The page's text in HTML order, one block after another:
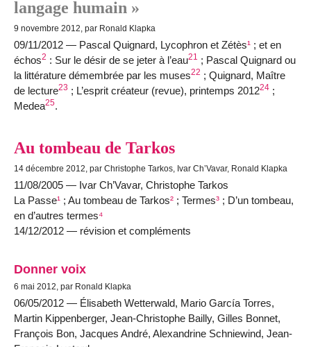
langage humain »
9 novembre 2012, par Ronald Klapka
09/11/2012 — Pascal Quignard, Lycophron et Zétès¹ ; et en
échos2 : Sur le désir de se jeter à l’eau21 ; Pascal Quignard ou
la littérature démembrée par les muses22 ; Quignard, Maître
de lecture23 ; L’esprit créateur (revue), printemps 201224 ;
Medea25.
Au tombeau de Tarkos
14 décembre 2012, par Christophe Tarkos, Ivar Ch’Vavar, Ronald Klapka
11/08/2005 — Ivar Ch’Vavar, Christophe Tarkos
La Passe¹ ; Au tombeau de Tarkos² ; Termes³ ; D’un tombeau,
en d’autres termes⁴
14/12/2012 — révision et compléments
Donner voix
6 mai 2012, par Ronald Klapka
06/05/2012 — Élisabeth Wetterwald, Mario García Torres,
Martin Kippenberger, Jean-Christophe Bailly, Gilles Bonnet,
François Bon, Jacques André, Alexandrine Schniewind, Jean-